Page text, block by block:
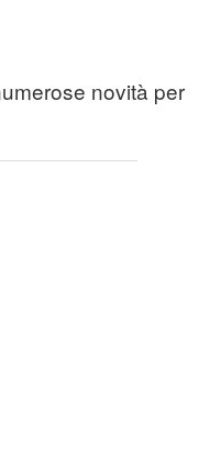
novità per